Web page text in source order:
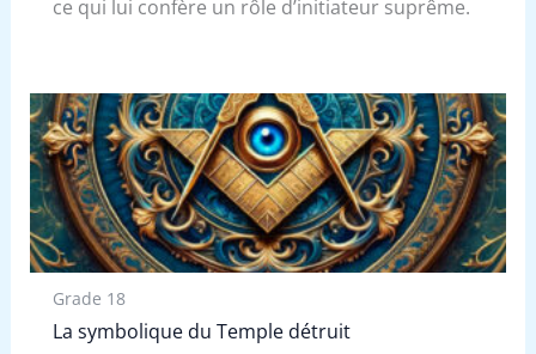
ce qui lui confère un rôle d’initiateur suprême.
Grade 18
La symbolique du Temple détruit